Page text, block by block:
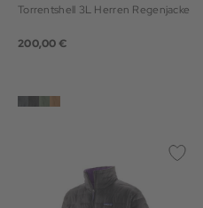
Torrentshell 3L Herren Regenjacke
200,00 €